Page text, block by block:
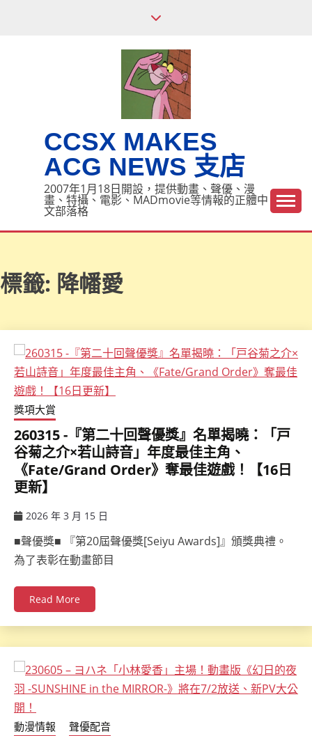
CCSX MAKES
ACG NEWS 支店
2007年1月18日開設，提供動畫、聲優、漫
畫、特攝、電影、MADmovie等情報的正體中
文部落格
標籤: 降幡愛
獎項大賞
260315 -『第二十回聲優獎』名單揭曉：「戸
谷菊之介×若山詩音」年度最佳主角、
《Fate/Grand Order》奪最佳遊戲！【16日
更新】
2026 年 3 月 15 日
■聲優獎■ 『第20屆聲優獎[Seiyu Awards]』頒獎典禮。
為了表彰在動畫節目
Read More
動漫情報 聲優配音